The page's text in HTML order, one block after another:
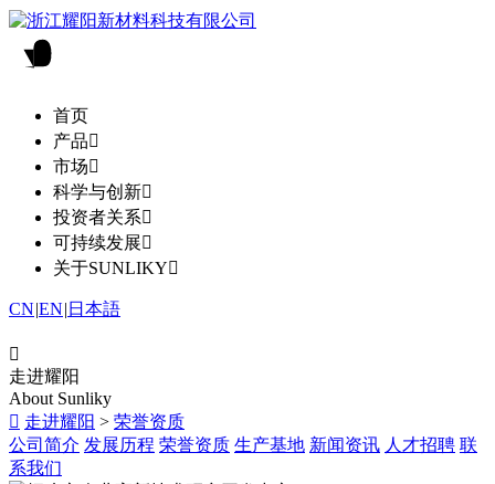
首页
产品
市场
科学与创新
投资者关系
可持续发展
关于SUNLIKY
CN|EN| 日本語

走进耀阳
About Sunliky
 走进耀阳 > 荣誉资质
公司简介 发展历程 荣誉资质 生产基地 新闻资讯 人才招聘 联
系我们